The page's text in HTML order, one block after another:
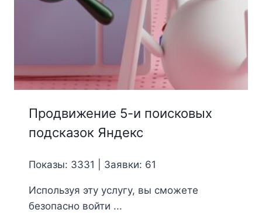
Продвижение 5-и поисковых
подсказок Яндекс
Показы: 3331 | Заявки: 61
Используя эту услугу, вы сможете
безопасно войти ...